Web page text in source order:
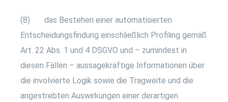
(8) das Bestehen einer automatisierten
Entscheidungsfindung einschließlich Profiling gemäß
Art. 22 Abs. 1 und 4 DSGVO und – zumindest in
diesen Fällen – aussagekräftige Informationen über
die involvierte Logik sowie die Tragweite und die
angestrebten Auswirkungen einer derartigen